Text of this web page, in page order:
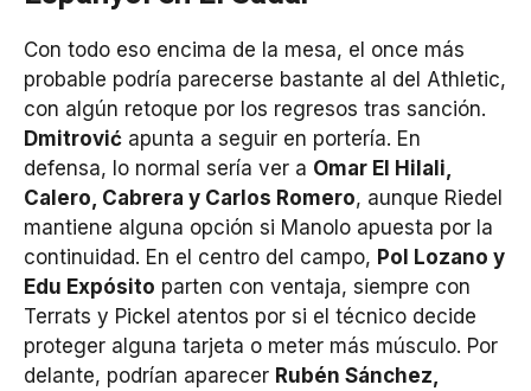
Con todo eso encima de la mesa, el once más
probable podría parecerse bastante al del Athletic,
con algún retoque por los regresos tras sanción.
Dmitrović apunta a seguir en portería. En
defensa, lo normal sería ver a Omar El Hilali,
Calero, Cabrera y Carlos Romero, aunque Riedel
mantiene alguna opción si Manolo apuesta por la
continuidad. En el centro del campo, Pol Lozano y
Edu Expósito parten con ventaja, siempre con
Terrats y Pickel atentos por si el técnico decide
proteger alguna tarjeta o meter más músculo. Por
delante, podrían aparecer Rubén Sánchez,